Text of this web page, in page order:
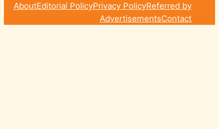
AboutEditorial PolicyPrivacy PolicyReferred by
AdvertisementsContact